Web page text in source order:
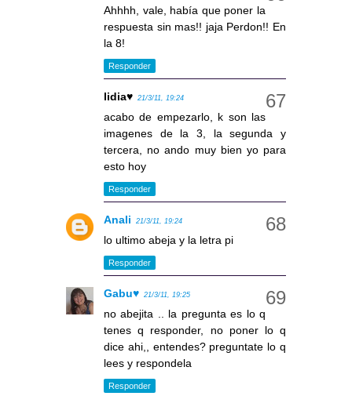
Ahhhh, vale, había que poner la
respuesta sin mas!! jaja Perdon!! En
la 8!
Responder
lidia♥ 21/3/11, 19:24
acabo de empezarlo, k son las
imagenes de la 3, la segunda y
tercera, no ando muy bien yo para
esto hoy
Responder
Anali 21/3/11, 19:24
lo ultimo abeja y la letra pi
Responder
Gabu♥ 21/3/11, 19:25
no abejita .. la pregunta es lo q
tenes q responder, no poner lo q
dice ahi,, entendes? preguntate lo q
lees y respondela
Responder